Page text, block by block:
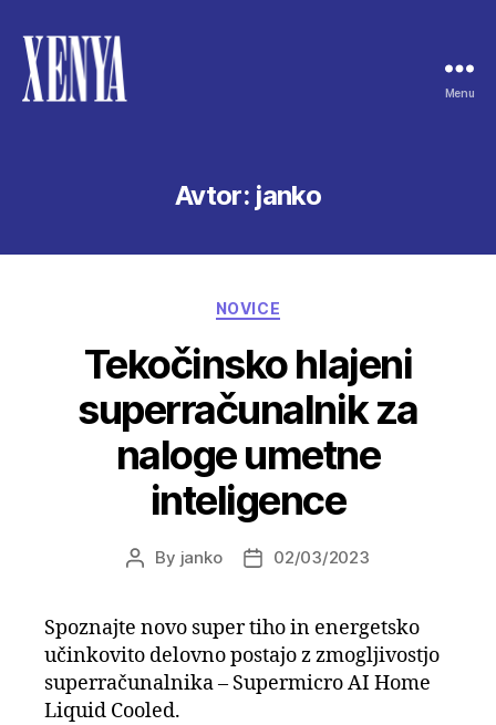
Menu
Avtor: janko
Categories
NOVICE
Tekočinsko hlajeni
superračunalnik za
naloge umetne
inteligence
Post
By janko
Post02/03/2023
Spoznajte novo super tiho in energetsko
učinkovito delovno postajo z zmogljivostjo
superračunalnika – Supermicro AI Home
Liquid Cooled.